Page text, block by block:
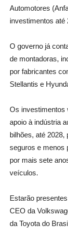
Automotores
investimentos até
O governo já
de montadoras,
por fabricantes
Stellantis e
Os investimentos
apoio à indústria
bilhões, até
seguros e menos
por mais sete
veículos.
Estarão
CEO da
da Toyota do